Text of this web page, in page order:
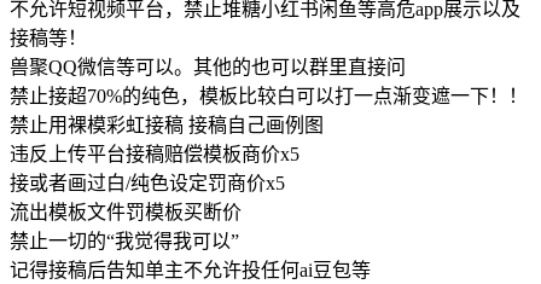
不允许短视频平台，禁止堆糖小红书闲鱼等高危app展示以及
接稿等！
兽聚QQ微信等可以。其他的也可以群里直接问
禁止接超70%的纯色，模板比较白可以打一点渐变遮一下！！
禁止用裸模彩虹接稿 接稿自己画例图
违反上传平台接稿赔偿模板商价x5
接或者画过白/纯色设定罚商价x5
流出模板文件罚模板买断价
禁止一切的“我觉得我可以”
记得接稿后告知单主不允许投任何ai豆包等